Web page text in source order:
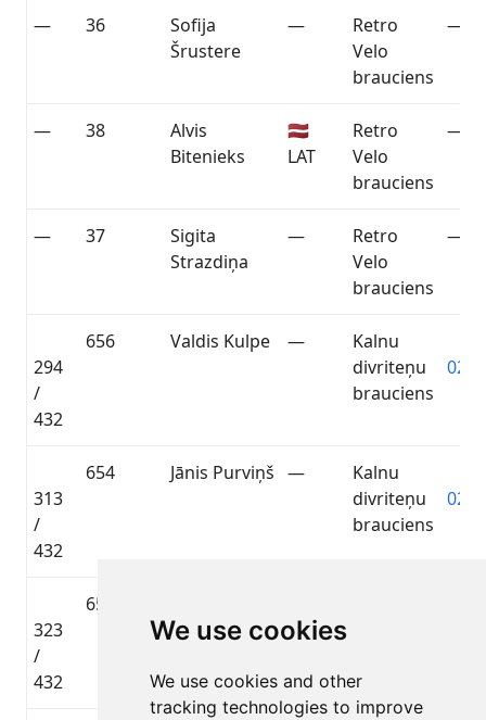
We use cookies
We use cookies and other
tracking technologies to improve
— 36
Sofija
Šrustere
—
Retro
Velo
brauciens
—
— 38
Alvis
Bitenieks
🇱🇻
LAT
Retro
Velo
brauciens
—
— 37
Sigita
Strazdiņa
—
Retro
Velo
brauciens
—
294
/
432
656 Valdis Kulpe —
Kalnu
divriteņu
brauciens
313
/
432
654 Jānis Purviņš —
Kalnu
divriteņu
brauciens
323
/
432
655
Hohbergs